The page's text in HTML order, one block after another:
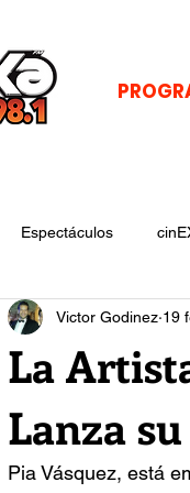
Espectáculos
La
Lanza
Victor Godinez 19
Pia Vásquez, está